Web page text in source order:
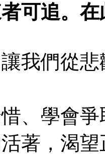
可追。
我們從
、學會
著，渴